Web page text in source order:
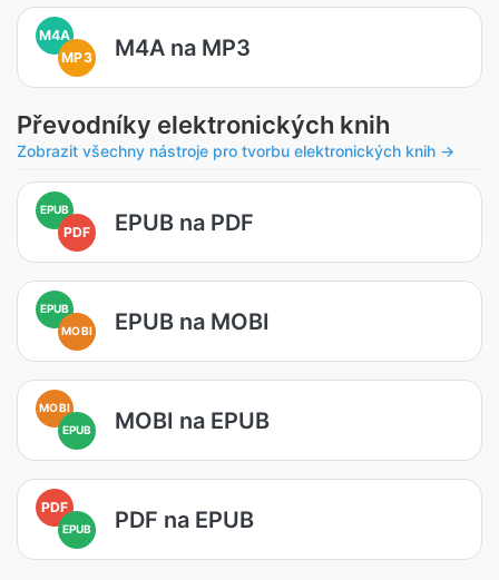
M4A
MP3
M4A na MP3
Převodníky elektronických knih
Zobrazit všechny nástroje pro tvorbu elektronických knih →
EPUB
PDF EPUB na PDF
EPUB
MOBI
EPUB na MOBI
MOBI
EPUB
MOBI na EPUB
PDF
EPUB PDF na EPUB